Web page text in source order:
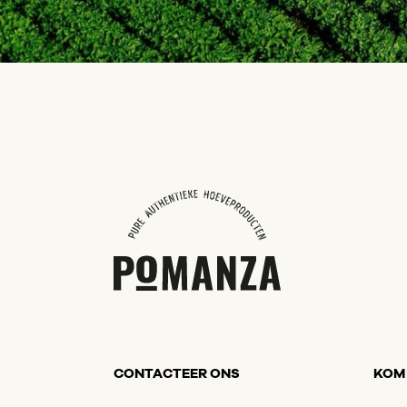
CONTACTEER ONS